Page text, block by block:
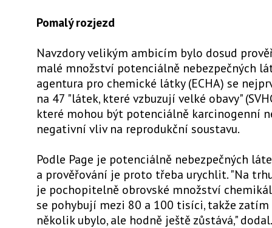
Pomalý rozjezd
Navzdory velikým ambicím bylo dosud
malé množství potenciálně nebezpečných
agentura pro chemické látky (ECHA) se
na 47 "látek, které vzbuzují velké obavy"
které mohou být potenciálně karcinogenní
negativní vliv na reprodukční soustavu.
Podle Page je potenciálně nebezpečných
a prověřování je proto třeba urychlit. "Na
je pochopitelně obrovské množství
se pohybují mezi 80 a 100 tisíci, takže
několik ubylo, ale hodně ještě zůstává," dodal.